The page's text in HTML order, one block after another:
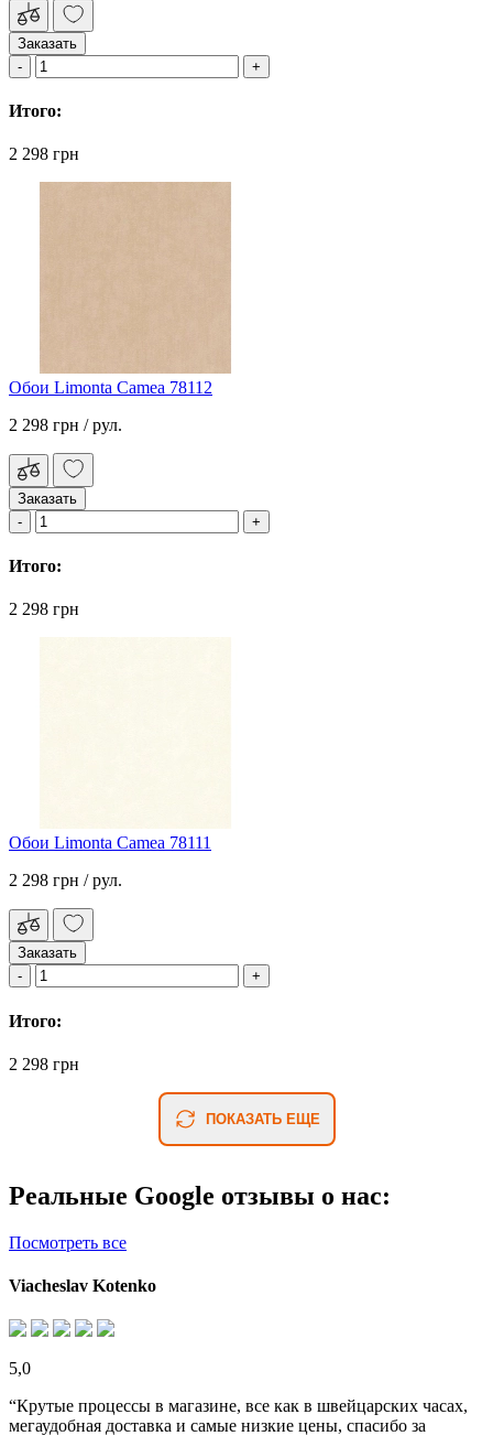
Заказать
Итого:
2 298 грн
Обои Limonta Camea 78112
2 298 грн / рул.
Заказать
Итого:
2 298 грн
Обои Limonta Camea 78111
2 298 грн / рул.
Заказать
Итого:
2 298 грн
ПОКАЗАТЬ ЕЩЕ
Реальные Google отзывы о нас:
Посмотреть все
Viacheslav Kotenko
5,0
“Крутые процессы в магазине, все как в швейцарских часах,
мегаудобная доставка и самые низкие цены, спасибо за